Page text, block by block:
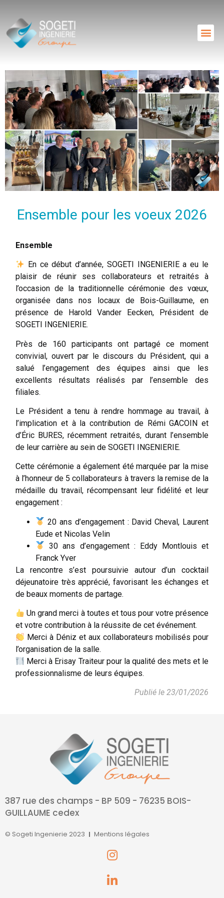
Ensemble pour les voeux 2026
Ensemble
En ce début d’année, SOGETI INGENIERIE a eu le
plaisir de réunir ses collaborateurs et retraités à
l’occasion de la traditionnelle cérémonie des vœux,
organisée dans nos locaux de Bois-Guillaume, en
présence de Harold Vander Eecken, Président de
SOGETI INGENIERIE.
Près de 160 participants ont partagé ce moment
convivial, ouvert par le discours du Président, qui a
salué l’engagement des équipes ainsi que les
excellents résultats réalisés par l’ensemble des
filiales.
Le Président a tenu à rendre hommage au travail, à
l’implication et à la contribution de Rémi GACOIN et
d’Éric BURES, récemment retraités, durant l’ensemble
de leur carrière au sein de SOGETI INGENIERIE.
Cette cérémonie a également été marquée par la mise
à l’honneur de 5 collaborateurs à travers la remise de la
médaille du travail, récompensant leur fidélité et leur
engagement :
20 ans d’engagement : David Cheval, Laurent
Eude et Nicolas Velin
30 ans d’engagement : Eddy Montlouis et
Franck Yver
La rencontre s’est poursuivie autour d’un cocktail
déjeunatoire très apprécié, favorisant les échanges et
de beaux moments de partage.
Un grand merci à toutes et tous pour votre présence
et votre contribution à la réussite de cet événement.
Merci à Déniz et aux collaborateurs mobilisés pour
l’organisation de la salle.
Merci à Erisay Traiteur pour la qualité des mets et le
professionnalisme de leurs équipes.
Publié le 23/01/2026
387 rue des champs - BP 509 - 76235 BOIS-
GUILLAUME cedex
© Sogeti Ingenierie 2023 Mentions légales